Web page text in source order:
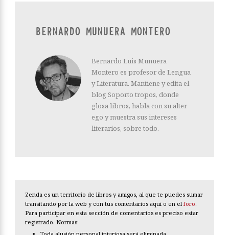
BERNARDO MUNUERA MONTERO
Bernardo Luis Munuera
Montero es profesor de Lengua
y Literatura. Mantiene y edita el
blog Soporto tropos, donde
glosa libros, habla con su alter
ego y muestra sus intereses
literarios, sobre todo.
Zenda es un territorio de libros y amigos, al que te puedes sumar
transitando por la web y con tus comentarios aquí o en el foro.
Para participar en esta sección de comentarios es preciso estar
registrado. Normas: